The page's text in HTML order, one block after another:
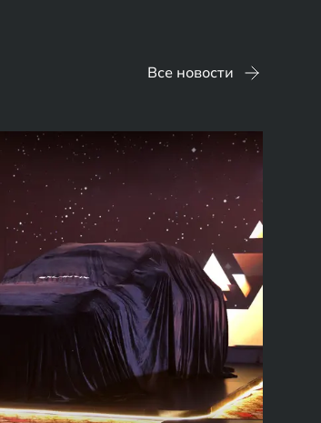
Все новости